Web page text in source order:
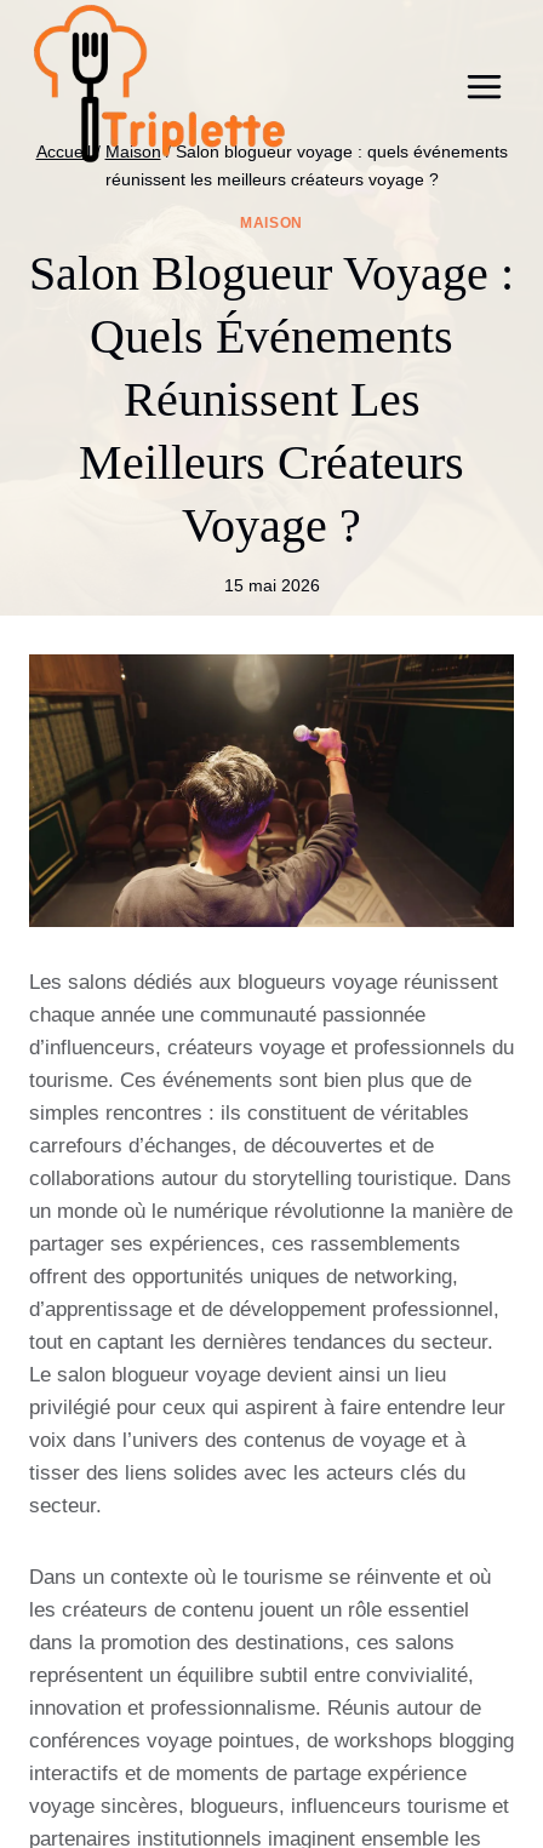
contenu
Accueil / Maison / Salon blogueur voyage : quels événements
réunissent les meilleurs créateurs voyage ?
MAISON
Salon Blogueur Voyage :
Quels Événements
Réunissent Les
Meilleurs Créateurs
Voyage ?
15 mai 2026
Les salons dédiés aux blogueurs voyage réunissent
chaque année une communauté passionnée
d’influenceurs, créateurs voyage et professionnels du
tourisme. Ces événements sont bien plus que de
simples rencontres : ils constituent de véritables
carrefours d’échanges, de découvertes et de
collaborations autour du storytelling touristique. Dans
un monde où le numérique révolutionne la manière de
partager ses expériences, ces rassemblements
offrent des opportunités uniques de networking,
d’apprentissage et de développement professionnel,
tout en captant les dernières tendances du secteur.
Le salon blogueur voyage devient ainsi un lieu
privilégié pour ceux qui aspirent à faire entendre leur
voix dans l’univers des contenus de voyage et à
tisser des liens solides avec les acteurs clés du
secteur.
Dans un contexte où le tourisme se réinvente et où
les créateurs de contenu jouent un rôle essentiel
dans la promotion des destinations, ces salons
représentent un équilibre subtil entre convivialité,
innovation et professionnalisme. Réunis autour de
conférences voyage pointues, de workshops blogging
interactifs et de moments de partage expérience
voyage sincères, blogueurs, influenceurs tourisme et
partenaires institutionnels imaginent ensemble les